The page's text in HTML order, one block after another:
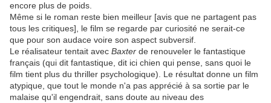
encore plus de poids.
Même si le roman reste bien meilleur [avis que ne partagent pas
tous les critiques], le film se regarde par curiosité ne serait-ce
que pour son audace voire son aspect subversif.
Le réalisateur tentait avec Baxter de renouveler le fantastique
français (qui dit fantastique, dit ici chien qui pense, sans quoi le
film tient plus du thriller psychologique). Le résultat donne un film
atypique, que tout le monde n'a pas apprécié à sa sortie par le
malaise qu'il engendrait, sans doute au niveau des